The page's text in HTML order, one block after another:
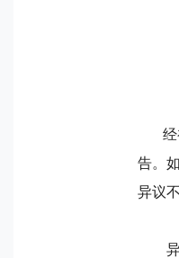
告。
异议